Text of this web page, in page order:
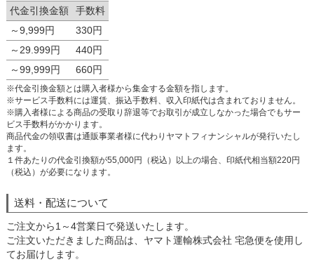
代金引換金額
手数料
～9,999円
330円
～29.999円
440円
～99,999円
660円
※代金引換金額とは購入者様から集金する金額を指します。
※サービス手数料には運賃、振込手数料、収入印紙代は含まれておりません。
※購入者様による商品の受取り辞退等でお取引が成立しなかった場合でもサー
ビス手数料がかかります。
商品代金の領収書は通販事業者様に代わりヤマトフィナンシャルが発行いたし
ます。
１件あたりの代金引換額が55,000円（税込）以上の場合、印紙代相当額220円
（税込）が必要になります。
送料・配送について
ご注文から1～4営業日で発送いたします。
ご注文いただきました商品は、ヤマト運輸株式会社 宅急便を使用し
てお届けします。